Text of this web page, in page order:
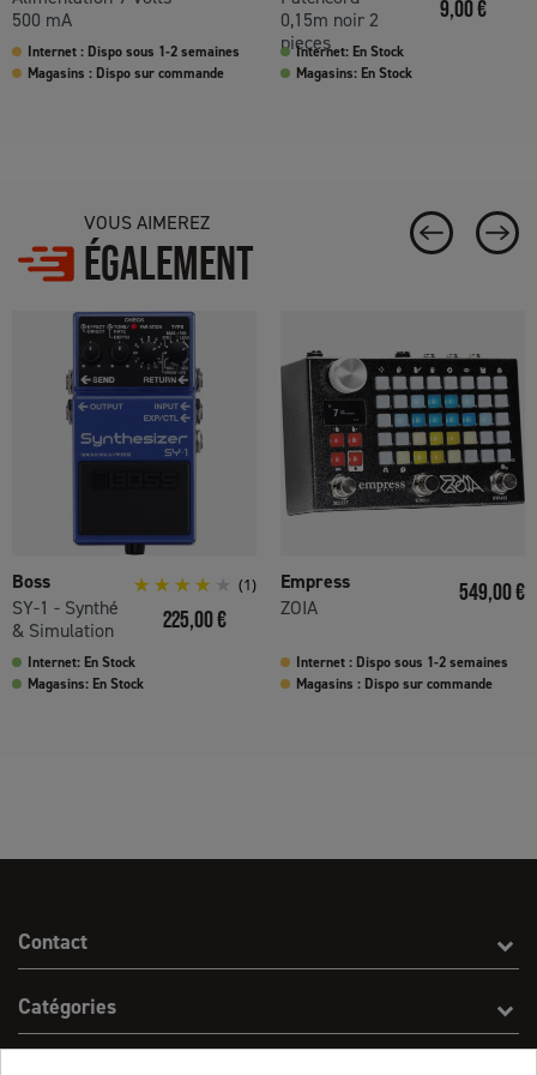
500 mA
Internet : Dispo sous 1-2 semaines
Magasins : Dispo sur commande
0,15m noir 2
pieces
9,00 €
Internet: En Stock
Magasins: En Stock
VOUS AIMEREZ
ÉGALEMENT
Boss
SY-1 - Synthé
& Simulation
(1)
Prix
225,00 €
Internet: En Stock
Magasins: En Stock
Empress
ZOIA
Prix
549,00 €
Internet : Dispo sous 1-2 semaines
Magasins : Dispo sur commande
Contact
Catégories